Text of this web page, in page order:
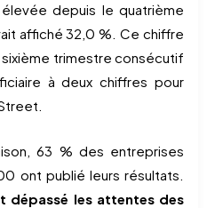
depuis le quatrième
affiché 32,0 %. Ce chiffre
trimestre consécutif
à deux chiffres pour
63 % des entreprises
ont publié leurs résultats.
dépassé les attentes des